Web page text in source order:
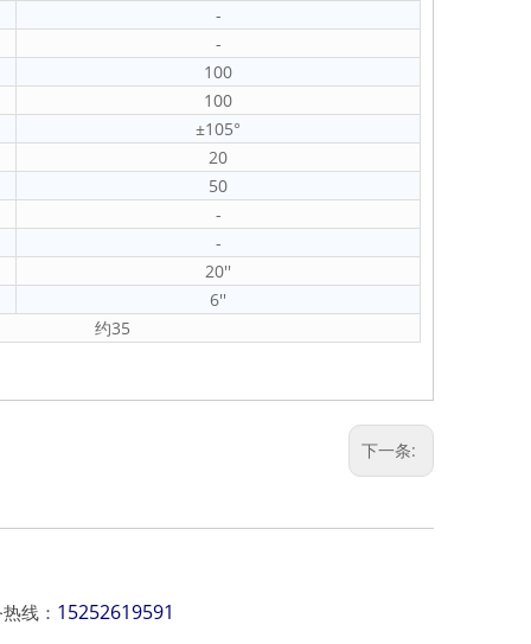
-
-
100
100
±105°
20
50
-
-
20''
6''
约35
下一条:
线： 15252619591